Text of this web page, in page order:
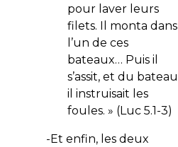
pour laver leurs
filets. Il monta dans
l’un de ces
bateaux… Puis il
s’assit, et du bateau
il instruisait les
foules. » (Luc 5.1-3)
-Et enfin, les deux